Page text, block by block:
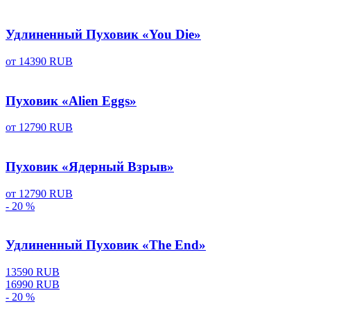
Удлиненный Пуховик «You Die»
от 14390 RUB
Пуховик «Alien Eggs»
от 12790 RUB
Пуховик «Ядерный Взрыв»
от 12790 RUB
- 20 %
Удлиненный Пуховик «The End»
13590 RUB
16990 RUB
- 20 %